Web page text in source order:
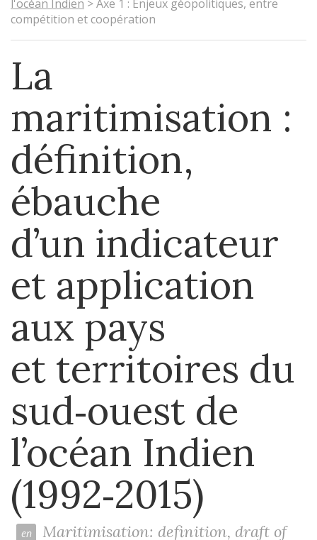
l'océan Indien >Axe 1 : Enjeux géopolitiques, entre
compétition et coopération
La
maritimisation :
définition,
ébauche
d’un indicateur
et application
aux pays
et territoires du
sud‑ouest de
l’océan Indien
(1992‑2015)
Maritimisation: definition, draft of